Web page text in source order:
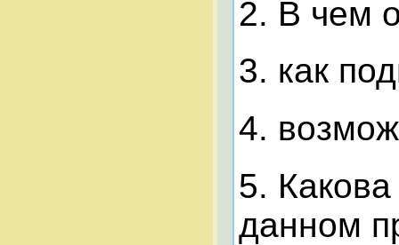
2. В чем
3. как
4.
5.
данном